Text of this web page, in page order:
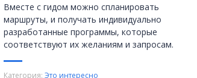
Вместе с гидом можно спланировать
маршруты, и получать индивидуально
разработанные программы, которые
соответствуют их желаниям и запросам.
Категория: Это интересно